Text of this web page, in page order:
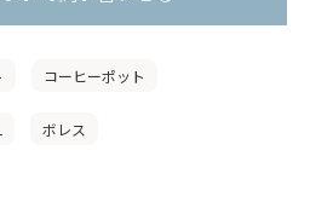
コーヒーポット
ボレス